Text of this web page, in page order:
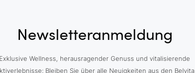
Newsletteranmeldung
Exklusive Wellness, herausragender Genuss und vitalisierende
Bleiben Sie über alle Neuigkeiten aus den Belvita